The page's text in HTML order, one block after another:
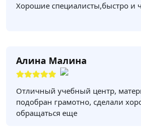
Хорошие специалисты,быстро и
Алина Малина
Отличный учебный центр,
подобран грамотно, сделали
обращаться еще